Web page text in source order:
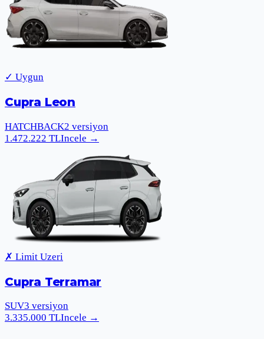
✓ Uygun
Cupra Leon
HATCHBACK2 versiyon
1.472.222 TLIncele →
✗ Limit Uzeri
Cupra Terramar
SUV3 versiyon
3.335.000 TLIncele →